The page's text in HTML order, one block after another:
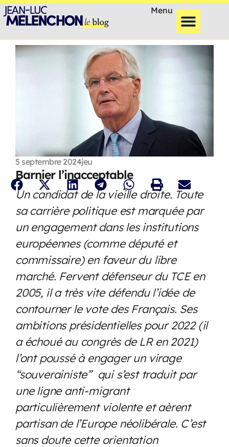
Menu
5 septembre 2024jeu
Barnier l’inacceptable
Un candidat de la vieille droite. Toute
sa carrière politique est marquée par
un engagement dans les institutions
européennes (comme député et
commissaire) en faveur du libre
marché. Fervent défenseur du TCE en
2005, il a très vite défendu l’idée de
contourner le vote des Français. Ses
ambitions présidentielles pour 2022 (il
a échoué au congrès de LR en 2021)
l’ont poussé à engager un virage
“souverainiste” qui s’est traduit par
une ligne anti-migrant
particulièrement violente et aèrent
partisan de l’Europe néolibérale. C’est
sans doute cette orientation